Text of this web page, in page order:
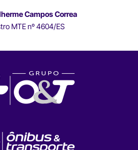
Campos Correa
MTE nº 4604/ES